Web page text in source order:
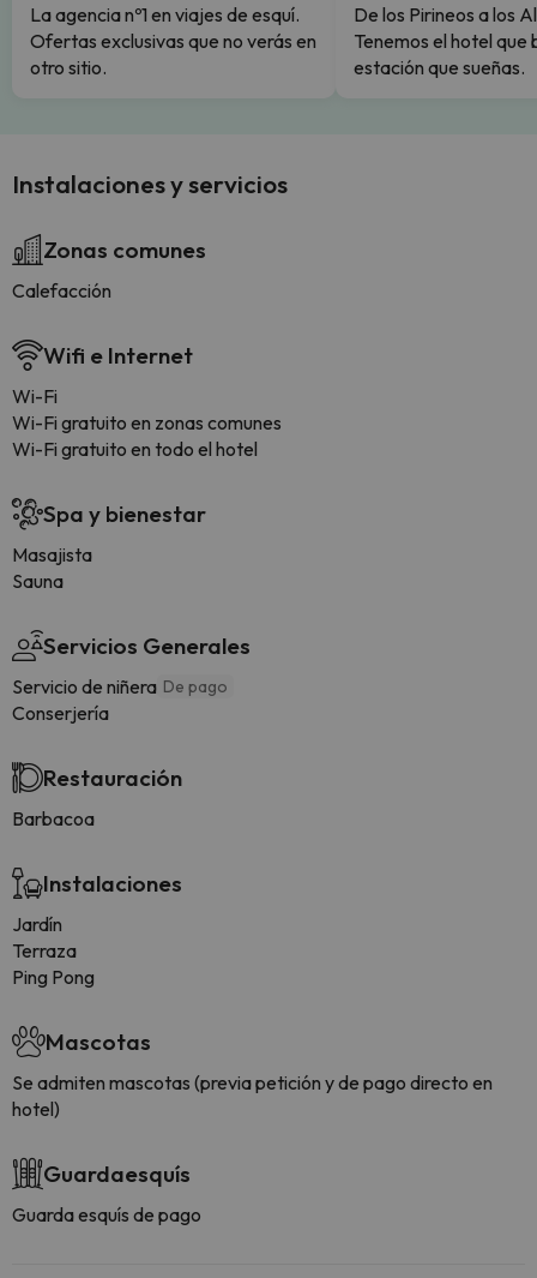
La agencia nº1 en viajes de esquí.
Ofertas exclusivas que no verás en
otro sitio.
De los Pirineos a los
Tenemos el hotel que
estación que sueñas.
Instalaciones y servicios
Zonas comunes
Calefacción
Wifi e Internet
Wi-Fi
Wi-Fi gratuito en zonas comunes
Wi-Fi gratuito en todo el hotel
Spa y bienestar
Masajista
Sauna
Servicios Generales
Servicio de niñera De pago
Conserjería
Restauración
Barbacoa
Instalaciones
Jardín
Terraza
Ping Pong
Mascotas
Se admiten mascotas (previa petición y de pago directo en
hotel)
Guardaesquís
Guarda esquís de pago